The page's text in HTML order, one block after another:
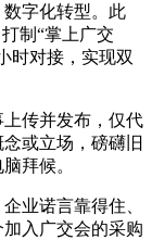
字化转型。此
制“掌上广交
时对接，实现双
传并发布，仅代
或立场，磅礴旧
拜候。
业诺言靠得住、
入广交会的采购